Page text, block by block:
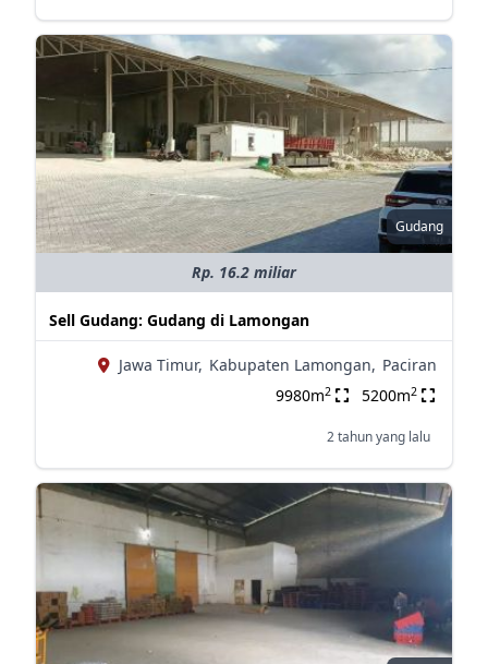
Gudang
Rp. 16.2 miliar
Sell Gudang: Gudang di Lamongan
Jawa Timur, Kabupaten Lamongan, Paciran
9980m2 5200m2
2 tahun yang lalu